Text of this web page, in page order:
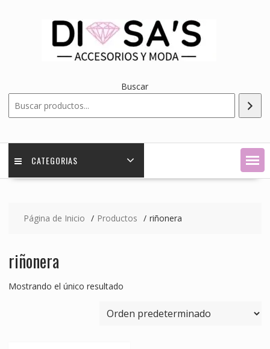
Buscar
CATEGORIAS
Página de Inicio Productos riñonera
riñonera
Mostrando el único resultado